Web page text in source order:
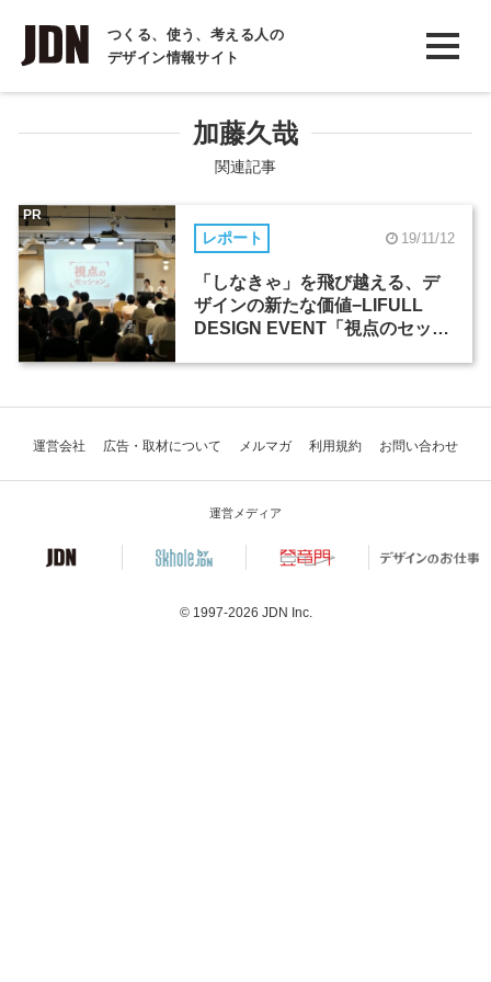
つくる、使う、考える人の
デザイン情報サイト
INTERVIEW
インタビュー
COLUMN
コラム
加藤久哉
関連記事
レポート 19/11/12
「しなきゃ」を飛び越える、デ
ザインの新たな価値−LIFULL
DESIGN EVENT「視点のセッシ
PR
運営会社 広告・取材について メルマガ 利用規約 お問い合わせ
運営メディア
© 1997-2026 JDN Inc.